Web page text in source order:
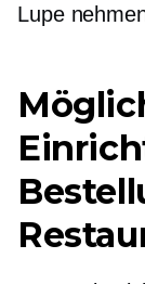
Lupe